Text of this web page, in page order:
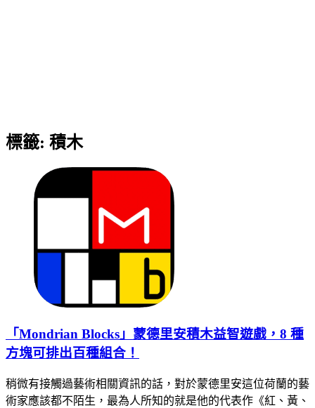
標籤: 積木
「Mondrian Blocks」蒙德里安積木益智遊戲，8 種
方塊可排出百種組合！
稍微有接觸過藝術相關資訊的話，對於蒙德里安這位荷蘭的藝
術家應該都不陌生，最為人所知的就是他的代表作《紅、黃、